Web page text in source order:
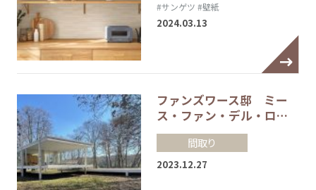
#サンゲツ #壁紙
2024.03.13
ファンズワース邸 ミー
ス・ファン・デル・ロ…
間取り
2023.12.27